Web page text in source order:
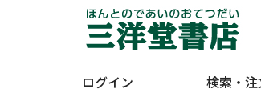
ログイン 検索・注